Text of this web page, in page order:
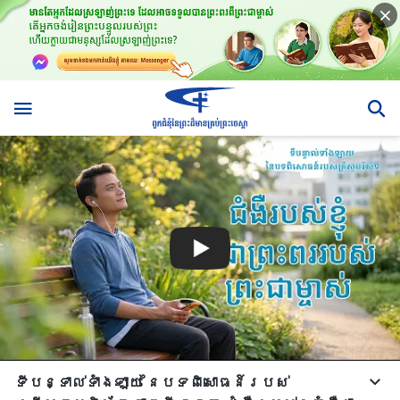
ទីបន្ទាល់ទាំងឡាយ នៃបទពិសោធន៍របស់